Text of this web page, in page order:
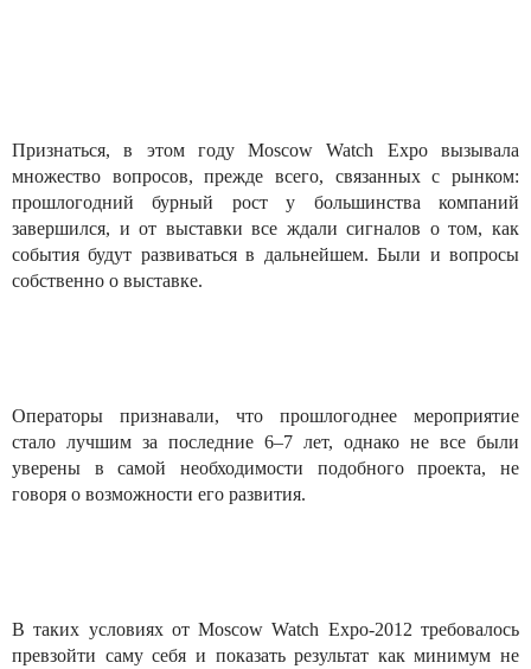
Признаться, в этом году Moscow Watch Expo вызывала
множество вопросов, прежде всего, связанных с рынком:
прошлогодний бурный рост у большинства компаний
завершился, и от выставки все ждали сигналов о том, как
события будут развиваться в дальнейшем. Были и вопросы
собственно о выставке.
Операторы признавали, что прошлогоднее мероприятие
стало лучшим за последние 6–7 лет, однако не все были
уверены в самой необходимости подобного проекта, не
говоря о возможности его развития.
В таких условиях от Moscow Watch Expo-2012 требовалось
превзойти саму себя и показать результат как минимум не